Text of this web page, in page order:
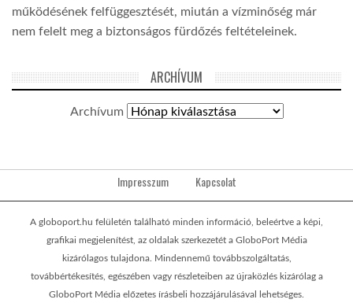
működésének felfüggesztését, miután a vízminőség már
nem felelt meg a biztonságos fürdőzés feltételeinek.
ARCHÍVUM
Archívum
Impresszum Kapcsolat
A globoport.hu felületén található minden információ, beleértve a képi,
grafikai megjelenítést, az oldalak szerkezetét a GloboPort Média
kizárólagos tulajdona. Mindennemű továbbszolgáltatás,
továbbértékesítés, egészében vagy részleteiben az újraközlés kizárólag a
GloboPort Média előzetes írásbeli hozzájárulásával lehetséges.